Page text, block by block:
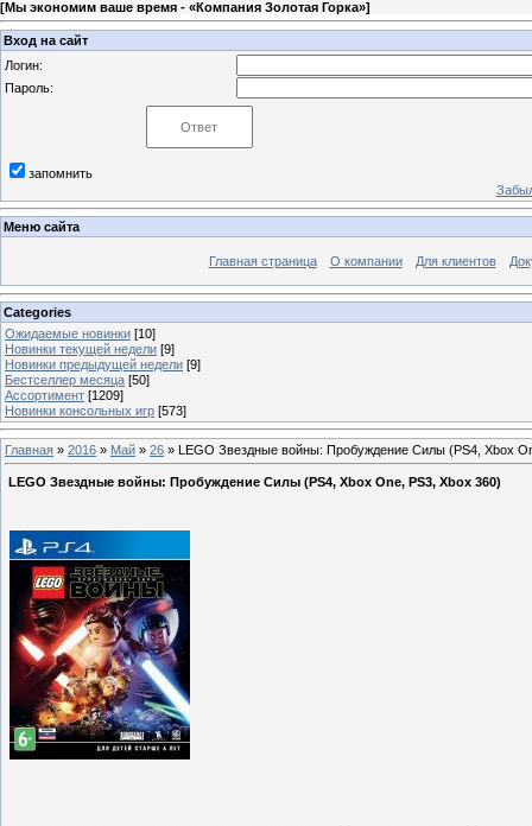
[Мы экономим ваше время - «Компания Золотая Горка»]
Вход на сайт
Логин:
Пароль:
запомнить
Меню сайта
Главная страница О компании Для клиентов
Categories
Ожидаемые новинки [10]
Новинки текущей недели [9]
Новинки предыдущей недели [9]
Бестселлер месяца [50]
Ассортимент [1209]
Новинки консольных игр [573]
Главная » 2016 » Май » 26 » LEGO Звездные войны: Пробуждение Силы (PS4, Xbox
LEGO Звездные войны: Пробуждение Силы (PS4, Xbox One, PS3, Xbox 360)